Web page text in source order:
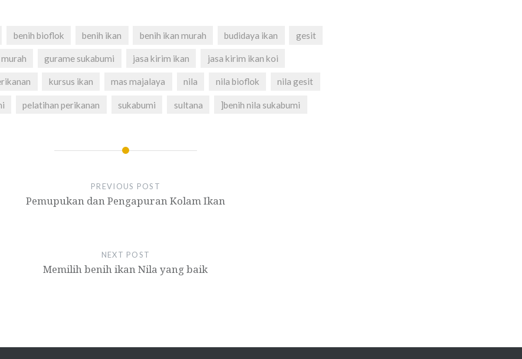
benih bioflok benih ikan benih ikan murah budidaya ikan gesit
gurame sukabumi jasa kirim ikan jasa kirim ikan koi
kursus ikan mas majalaya nila nila bioflok nila gesit
pelatihan perikanan sukabumi sultana ]benih nila sukabumi
PREVIOUS POST
Pemupukan dan Pengapuran Kolam Ikan
NEXT POST
Memilih benih ikan Nila yang baik